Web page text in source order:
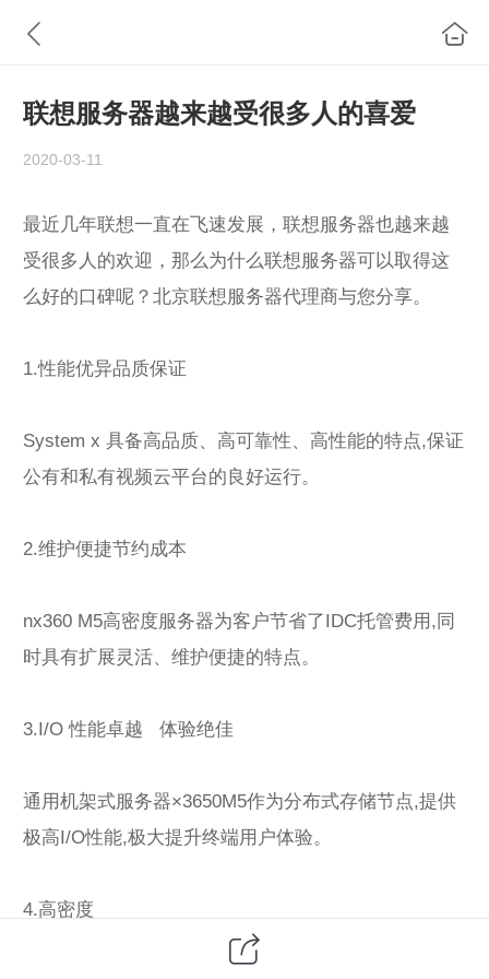
联想服务器越来越受很多人的喜爱
2020-03-11
最近几年联想一直在飞速发展，联想服务器也越来越
受很多人的欢迎，那么为什么联想服务器可以取得这
么好的口碑呢？北京联想服务器代理商与您分享。
1.性能优异品质保证
System x 具备高品质、高可靠性、高性能的特点,保证
公有和私有视频云平台的良好运行。
2.维护便捷节约成本
nx360 M5高密度服务器为客户节省了IDC托管费用,同
时具有扩展灵活、维护便捷的特点。
3.I/O 性能卓越 体验绝佳
通用机架式服务器×3650M5作为分布式存储节点,提供
极高I/O性能,极大提升终端用户体验。
4.高密度
基于联想NeXtScale nx360 M5高密度的SaaS云视频服